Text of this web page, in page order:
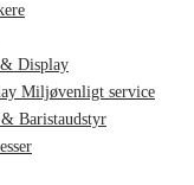
Display
Miljøvenligt service
Baristaudstyr